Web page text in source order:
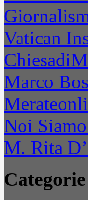
Vatican
Marco
Noi
M. Rita
Categorie